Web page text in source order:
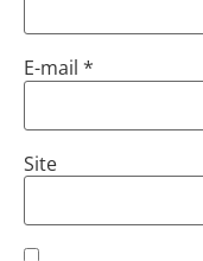
E-mail *
Site